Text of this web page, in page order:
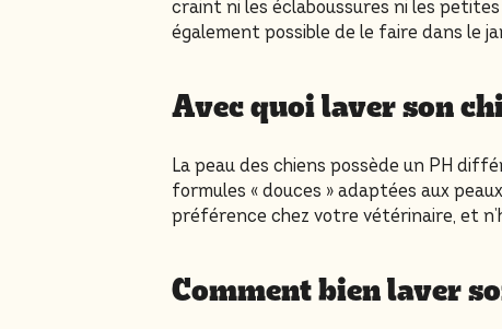
craint ni les éclaboussures ni les
également possible de le faire dans le
Avec quoi laver son
La peau des chiens possède un PH
formules « douces » adaptées aux
préférence chez votre vétérinaire, et
Comment bien laver